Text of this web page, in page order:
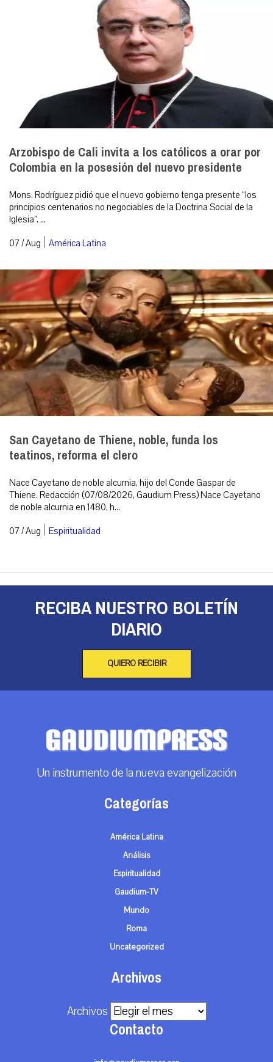
Arzobispo de Cali invita a los católicos a orar por
Colombia en la posesión del nuevo presidente
Mons. Rodríguez pidió que el nuevo gobierno tenga presente “los
principios centenarios no negociables de la Doctrina Social de la
Iglesia”. ...
07 / Aug | América Latina
San Cayetano de Thiene, noble, funda los
teatinos, reforma el clero
Nace Cayetano de noble alcurnia, hijo del Conde Gaspar de
Thiene. Redacción (07/08/2026, Gaudium Press) Nace Cayetano
de noble alcurnia en 1480, h...
07 / Aug | Espiritualidad
RECIBA NUESTRO BOLETÍN
DIARIO
QUIERO RECIBIR
Un instrumento de la nueva evangelización
Categorías
América Latina
Análisis
Espiritualidad
Gaudium-TV
Mundo
Roma
Uncategorized
Archivos
Archivos
Contacto